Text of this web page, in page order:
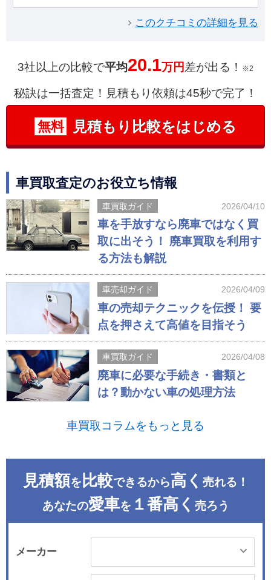
このクチコミの詳細を見る
3社以上の比較で平均20.1万円差が出る！ ※2
秘訣は一括査定！見積もり依頼は45秒で完了！
無料 見積もり比較をはじめる
車買取査定のお役立ち情報
車買取ガイド 2026/04/10
車を手放すなら廃車ではなく買
取に出そう！ 廃車買取を利用す
る方法も解説
車売却ガイド 2026/04/09
車の売却テクニックを伝授！ 要
点を押さえて高値を目指そう
車買取ガイド 2026/04/08
廃車に必要な手続き・書類と
は？動かない車の処理方法
車買取コラムをもっと見る
見積額を 比較できるから高く 売れる！
あなたの愛車を １番高く 売ろう
メーカー